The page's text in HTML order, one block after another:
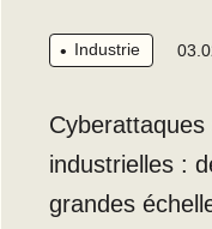
Industrie
industrielles :
grandes